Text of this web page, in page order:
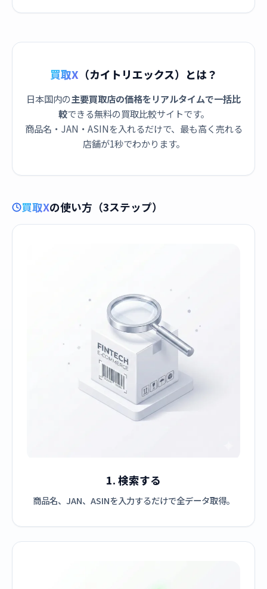
60mm) ] JZ905259409
64mm) ] JZ905259411
買取X （カイトリエックス）とは？
日本国内の主要買取店の価格をリアルタイムで一括比
較できる無料の買取比較サイトです。
商品名・JAN・ASINを入れるだけで、最も高く売れる
店舗が1秒でわかります。
買取Xの使い方（3ステップ）
1. 検索する
商品名、JAN、ASINを入力するだけで全データ取得。